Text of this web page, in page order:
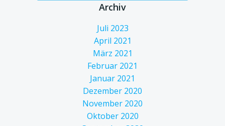
Archiv
Juli 2023
April 2021
März 2021
Februar 2021
Januar 2021
Dezember 2020
November 2020
Oktober 2020